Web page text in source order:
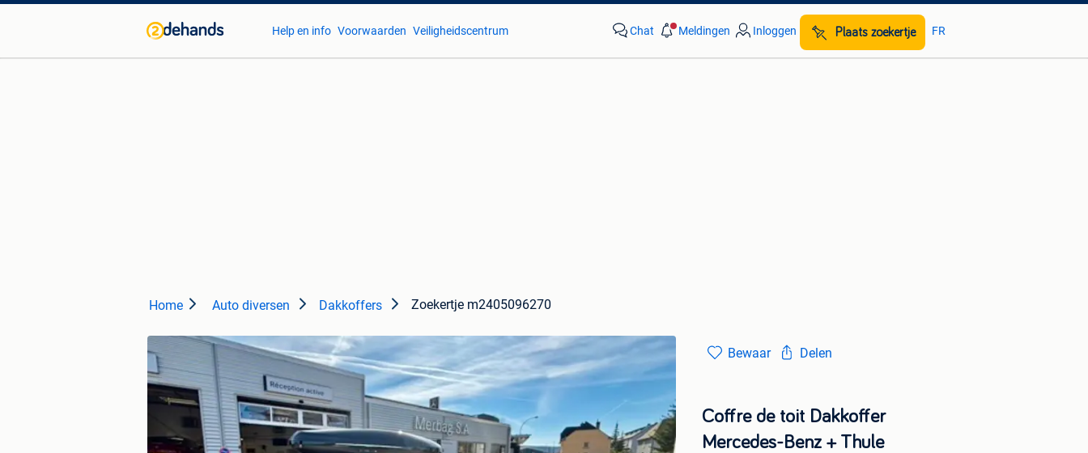
Help en info Voorwaarden Veiligheidscentrum Chat Meldingen Inloggen Plaats zoekertje FR
Home Auto diversen Dakkoffers Zoekertje m2405096270
Bewaar Delen
Coffre de toit Dakkoffer
Mercedes-Benz + Thule